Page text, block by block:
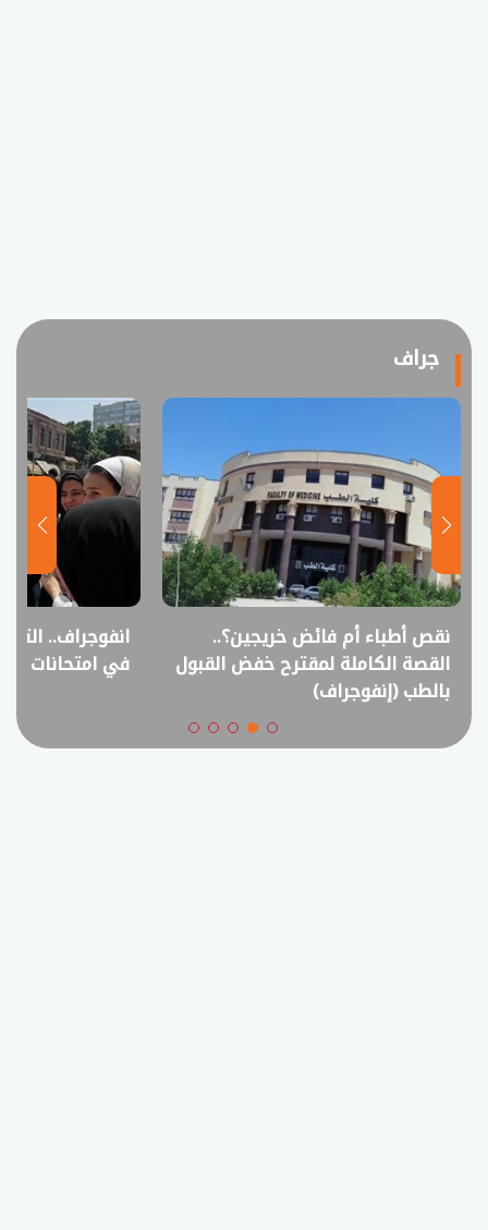
جراف
نقص أطباء أم فائض خريجين؟..
القصة الكاملة لمقترح خفض القبول
بالطب (إنفوجراف)
انفوجراف..
في امتحانات